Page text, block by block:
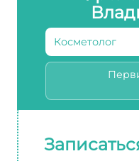
Косметолог